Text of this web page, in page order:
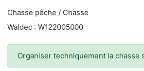
Chasse pêche / Chasse
Waldec : W122005000
Organiser techniquement la chasse